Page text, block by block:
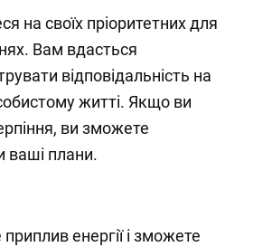
на своїх пріоритетних для
Вам вдасться
відповідальність на
житті. Якщо ви
ви зможете
ваші плани.
приплив енергії і зможете